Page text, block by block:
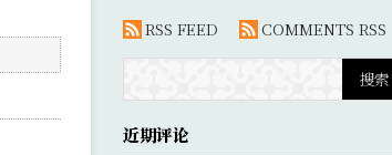
RSS FEED COMMENTS RSS
近期评论